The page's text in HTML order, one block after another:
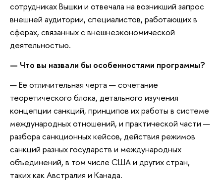
сотрудниках Вышки и отвечала на возникший запрос
внешней аудитории, специалистов, работающих в
сферах, связанных с внешнеэкономической
деятельностью.
— Что вы назвали бы особенностями программы?
— Ее отличительная черта — сочетание
теоретического блока, детального изучения
концепции санкций, принципов их работы в системе
международных отношений, и практической части —
разбора санкционных кейсов, действия режимов
санкций разных государств и международных
объединений, в том числе США и других стран,
таких как Австралия и Канада.